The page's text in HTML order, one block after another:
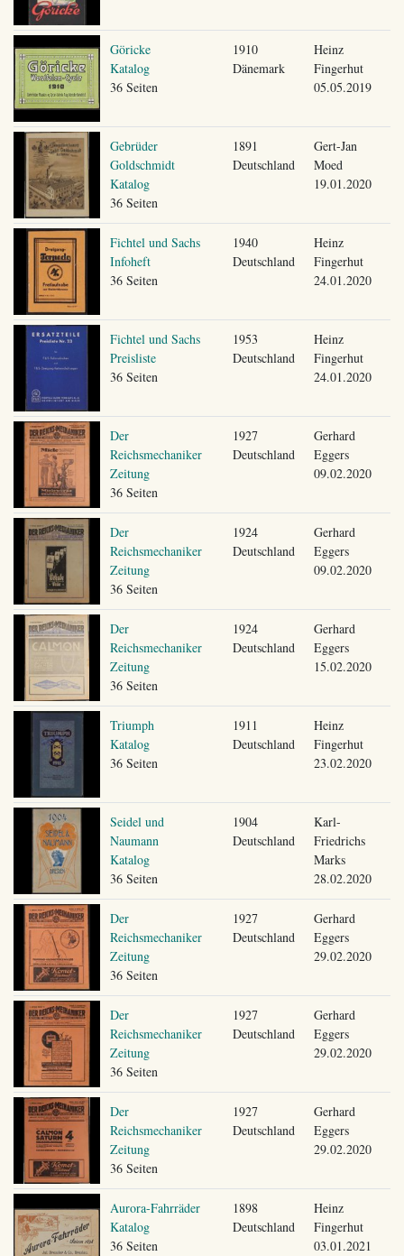
Göricke
Katalog
36 Seiten
1910
Dänemark
Heinz
Fingerhut
05.05.2019
Gebrüder
Goldschmidt
Katalog
36 Seiten
1891
Deutschland
Gert-Jan
Moed
19.01.2020
Fichtel und Sachs
Infoheft
36 Seiten
1940
Deutschland
Heinz
Fingerhut
24.01.2020
Fichtel und Sachs
Preisliste
36 Seiten
1953
Deutschland
Heinz
Fingerhut
24.01.2020
Der
Reichsmechaniker
Zeitung
36 Seiten
1927
Deutschland
Gerhard
Eggers
09.02.2020
Der
Reichsmechaniker
Zeitung
36 Seiten
1924
Deutschland
Gerhard
Eggers
09.02.2020
Der
Reichsmechaniker
Zeitung
36 Seiten
1924
Deutschland
Gerhard
Eggers
15.02.2020
Triumph
Katalog
36 Seiten
1911
Deutschland
Heinz
Fingerhut
23.02.2020
Seidel und
Naumann
Katalog
36 Seiten
1904
Deutschland
Karl-
Friedrichs
Marks
28.02.2020
Der
Reichsmechaniker
Zeitung
36 Seiten
1927
Deutschland
Gerhard
Eggers
29.02.2020
Der
Reichsmechaniker
Zeitung
36 Seiten
1927
Deutschland
Gerhard
Eggers
29.02.2020
Der
Reichsmechaniker
Zeitung
36 Seiten
1927
Deutschland
Gerhard
Eggers
29.02.2020
Aurora-Fahrräder
Katalog
36 Seiten
1898
Deutschland
Heinz
Fingerhut
03.01.2021